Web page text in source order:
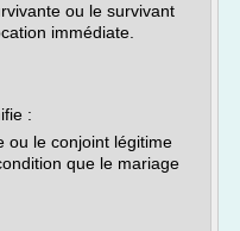
ou le survivant
immédiate.
:
ou le conjoint légitime
que le mariage